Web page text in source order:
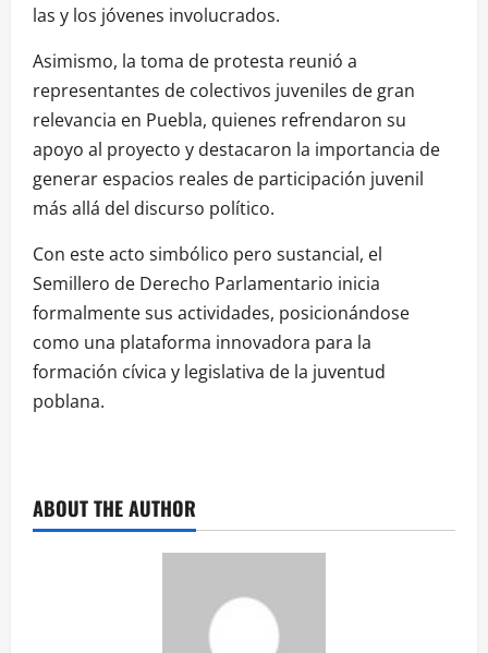
las y los jóvenes involucrados.
Asimismo, la toma de protesta reunió a
representantes de colectivos juveniles de gran
relevancia en Puebla, quienes refrendaron su
apoyo al proyecto y destacaron la importancia de
generar espacios reales de participación juvenil
más allá del discurso político.
Con este acto simbólico pero sustancial, el
Semillero de Derecho Parlamentario inicia
formalmente sus actividades, posicionándose
como una plataforma innovadora para la
formación cívica y legislativa de la juventud
poblana.
ABOUT THE AUTHOR